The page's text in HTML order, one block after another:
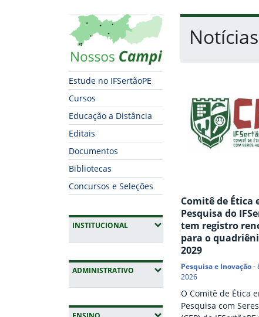
Início da navegação
Mapa Campi
Estude no IFSertãoPE
Cursos
Educação a Distância
Editais
Documentos
Bibliotecas
Concursos e Seleções
INSTITUCIONAL(EXPANDIR SUBMENUS)
ADMINISTRATIVO (EXPANDIR SUBMENUS)
(EXPANDIR SUBMENUS)
Início do
Comitê de Ética
Pesquisa do
tem registro
para o
2029
Pesquisa e Inovação-
2026
O Comitê de Ética
Pesquisa com